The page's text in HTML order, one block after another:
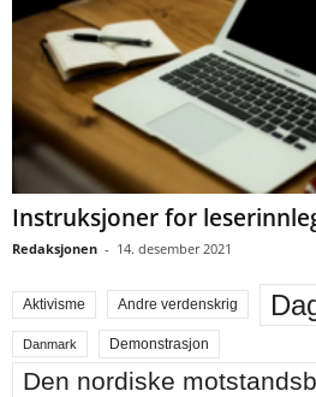
Instruksjoner for
Redaksjonen - 14. desember 2021
Aktivisme Andre verdenskrig
Danmark Demonstrasjon
Den nordiske